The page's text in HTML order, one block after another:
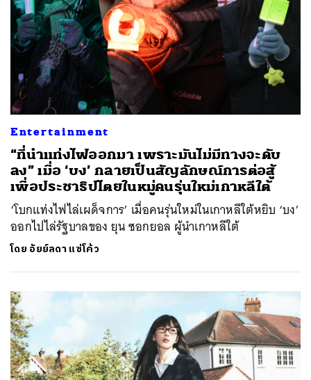
Entertainment
“ที่นำแท่งไฟออกมา เพราะมันไม่มีทางจะดับ
ลง” เมื่อ ‘บง’ กลายเป็นสัญลักษณ์การต่อสู้
เพื่อประชาธิปไตยในหมู่คนรุ่นใหม่เกาหลีใต้
‘โบกแท่งไฟไล่เผด็จการ’ เมื่อคนรุ่นใหม่ในเกาหลีใต้หยิบ ‘บง’
ออกไปไล่รัฐบาลของ ยุน ซอกยอล ผู้นำเกาหลีใต้
โดย อัยย์ลดา แซ่โค้ว
ค้นหา
SHARE TWEET EMAIL